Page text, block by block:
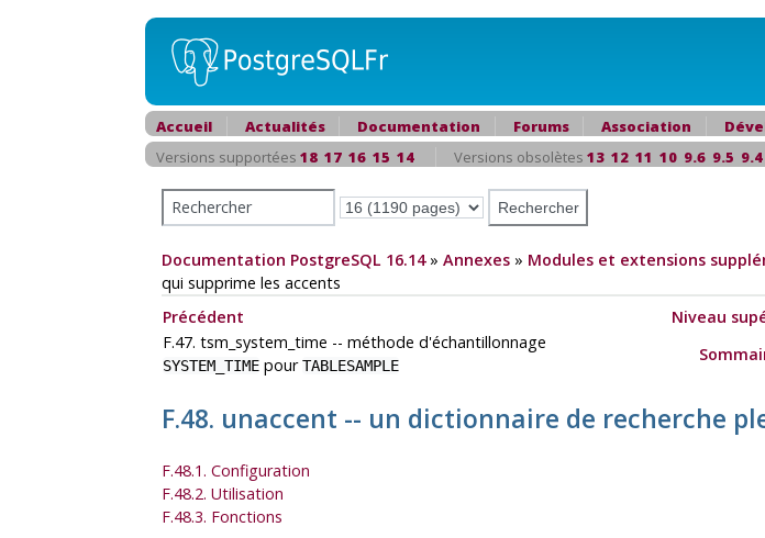
Accueil Actualités Documentation Forums Association
Versions supportées 18 17 16 15 14 Versions obsolètes 13 12 11 10 9.6 9.5 9.4
Documentation PostgreSQL 16.14» Annexes » Modules et extensions
qui supprime les accents
Précédent
Niveau
F.47. tsm_system_time -- méthode d'échantillonnage
SYSTEM_TIME pourTABLESAMPLE
F.48. unaccent -- un dictionnaire de recherche
F.48.1. Configuration
F.48.2. Utilisation
F.48.3. Fonctions